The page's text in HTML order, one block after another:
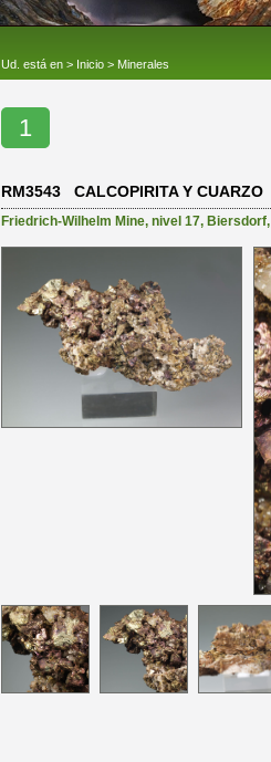
Ud. está en > Inicio > Minerales
1
RM3543 CALCOPIRITA Y CUARZO
Friedrich-Wilhelm Mine, nivel 17, Biersdorf,